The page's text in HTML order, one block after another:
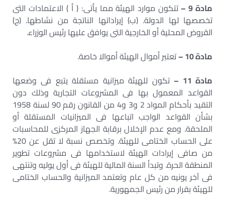
مادة 9 –
تتكون موارد الهيئة مما يأتى: ( أ ) الاعتمادات التى
تخصصها لها الدولة. (ب) إيراداتها الناتجة من نشاطها. (ج)
القروض المحلية أو الخارجية التى يوافق عليها رئيس الوزراء.
مادة 10 –
تعتبر أموال الهيئة أموالا خاصة.
مادة 11 –
تكون للهيئة ميزانية مستقلة يتبع فى وضعها
القواعد المعمول بها فى المشروعات التجارية وذلك دون
التقيد بأحكام المواد 2 و3 و4 من القانون رقم 90 لسنة 1958
بشأن القواعد الواجب اتباعها فى الميزانيات المستقلة أو
الملحقة. ومع عدم الإخلال برقابة الجهاز المركزى للمحاسبات
على الحساب الختامى للهيئة. وتخصص نسبة لا تقل عن 20%
من صافى إيرادات الهيئة لاستخدامها فى مشروعات تطوير
المنطقة الحرة. وتبدأ السنة المالية للهيئة فى أول يوليه وتنتهى
فى آخر يونيه من كل عام وتعتمد الميزانية والحساب الختامى
للهيئة بقرار من رئيس الجمهورية.